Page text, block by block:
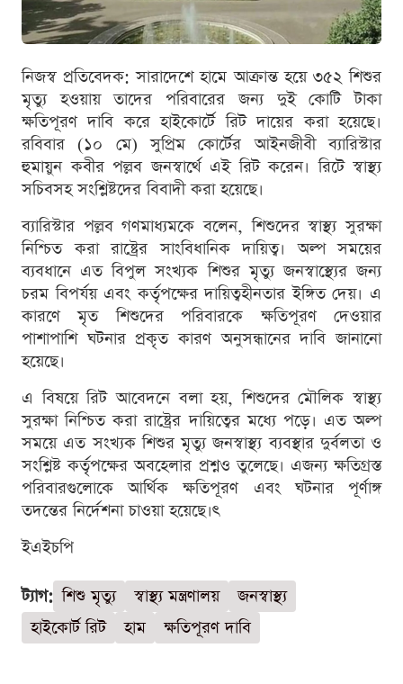
নিজস্ব প্রতিবেদক: সারাদেশে হামে আক্রান্ত হয়ে ৩৫২ শিশুর
মৃত্যু হওয়ায় তাদের পরিবারের জন্য দুই কোটি টাকা
ক্ষতিপূরণ দাবি করে হাইকোর্টে রিট দায়ের করা হয়েছে।
রবিবার (১০ মে) সুপ্রিম কোর্টের আইনজীবী ব্যারিস্টার
হুমায়ুন কবীর পল্লব জনস্বার্থে এই রিট করেন। রিটে স্বাস্থ্য
সচিবসহ সংশ্লিষ্টদের বিবাদী করা হয়েছে।
ব্যারিস্টার পল্লব গণমাধ্যমকে বলেন, শিশুদের স্বাস্থ্য সুরক্ষা
নিশ্চিত করা রাষ্ট্রের সাংবিধানিক দায়িত্ব। অল্প সময়ের
ব্যবধানে এত বিপুল সংখ্যক শিশুর মৃত্যু জনস্বাস্থ্যের জন্য
চরম বিপর্যয় এবং কর্তৃপক্ষের দায়িত্বহীনতার ইঙ্গিত দেয়। এ
কারণে মৃত শিশুদের পরিবারকে ক্ষতিপূরণ দেওয়ার
পাশাপাশি ঘটনার প্রকৃত কারণ অনুসন্ধানের দাবি জানানো
হয়েছে।
এ বিষয়ে রিট আবেদনে বলা হয়, শিশুদের মৌলিক স্বাস্থ্য
সুরক্ষা নিশ্চিত করা রাষ্ট্রের দায়িত্বের মধ্যে পড়ে। এত অল্প
সময়ে এত সংখ্যক শিশুর মৃত্যু জনস্বাস্থ্য ব্যবস্থার দুর্বলতা ও
সংশ্লিষ্ট কর্তৃপক্ষের অবহেলার প্রশ্নও তুলেছে। এজন্য ক্ষতিগ্রস্ত
পরিবারগুলোকে আর্থিক ক্ষতিপূরণ এবং ঘটনার পূর্ণাঙ্গ
তদন্তের নির্দেশনা চাওয়া হয়েছে।ৎ
ইএইচপি
ট্যাগ: শিশু মৃত্যু স্বাস্থ্য মন্ত্রণালয়
জনস্বাস্থ্য
হাইকোর্ট রিট
হাম ক্ষতিপূরণ দাবি